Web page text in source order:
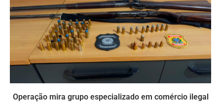
Operação mira grupo especializado em comércio ilegal